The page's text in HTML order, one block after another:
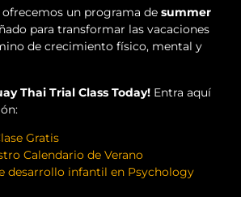
ofrecemos un programa de summer
para transformar las vacaciones
de crecimiento físico, mental y
Thai Trial Class Today! Entra aquí
Gratis
Calendario de Verano
desarrollo infantil en Psychology